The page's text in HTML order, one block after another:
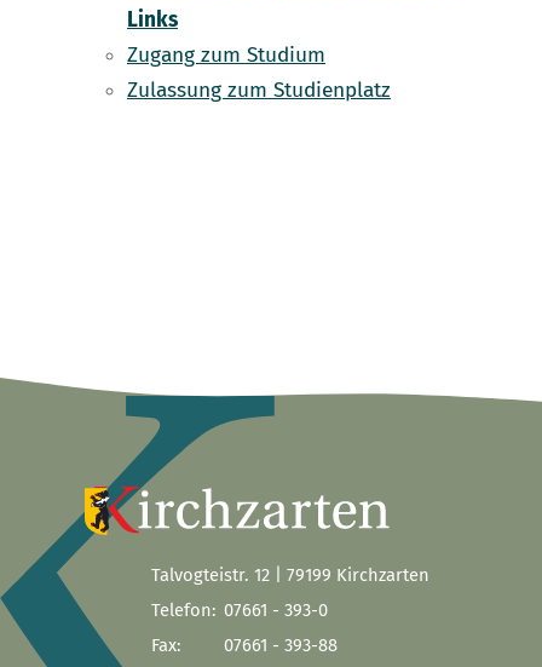
Links
Zugang zum Studium
Zulassung zum Studienplatz
Talvogteistr. 12 | 79199 Kirchzarten
Telefon: 07661 - 393-0
Fax:
07661 - 393-88